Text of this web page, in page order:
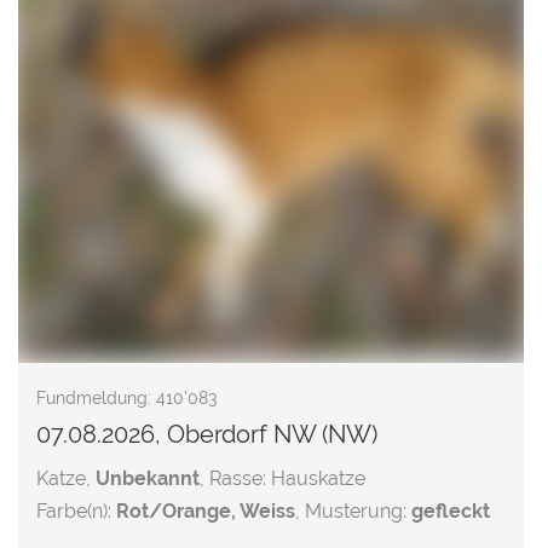
Fundmeldung: 410'083
07.08.2026, Oberdorf NW (NW)
Katze, Unbekannt, Rasse: Hauskatze
Farbe(n): Rot/Orange, Weiss, Musterung: gefleckt